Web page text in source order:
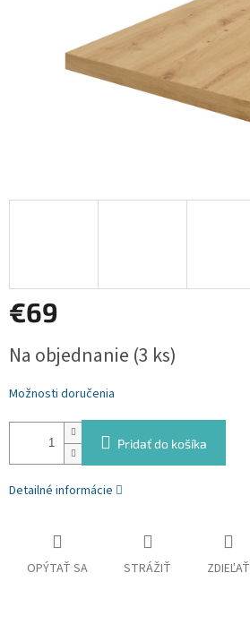
€69
cena:
Na objednanie (3 ks)
Možnosti doručenia
Pridať do košíka
Detailné informácie
OPÝTAŤ SA STRÁŽIŤ ZDIEĽAŤ